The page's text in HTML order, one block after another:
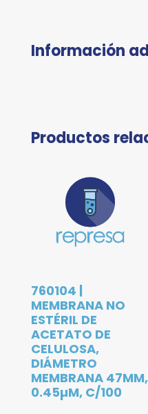
Información
Productos
760104 |
MEMBRANA NO
ESTÉRIL DE
ACETATO DE
CELULOSA,
DIÁMETRO
MEMBRANA 47MM,
0.45µM, C/100